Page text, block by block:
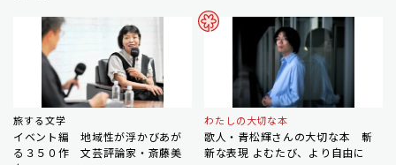
旅する文学
イベント編 地域性が浮かびあが
る３５０作 文芸評論家・斎藤美
わたしの大切な本
歌人・青松輝さんの大切な本 斬
新な表現 よむたび、より自由に